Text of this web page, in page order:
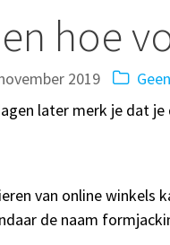
hoe
2019
later merk je dat
van online winkels
de naam